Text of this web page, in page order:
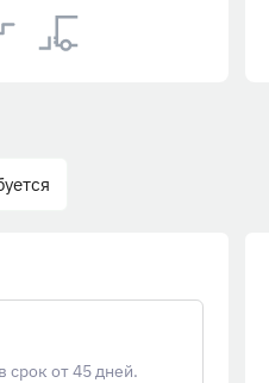
срок от 45 дней.